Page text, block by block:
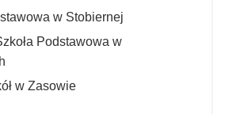
w Stobiernej
Podstawowa w
w Zasowie